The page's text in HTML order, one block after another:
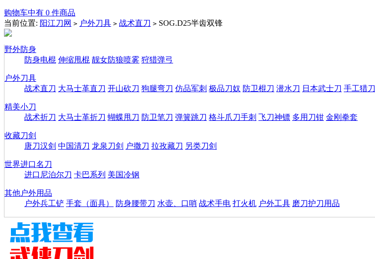
购物车中有 0 件商品
当前位置: 阳江刀网 > 户外刀具 > 战术直刀 > SOG.D25半齿双锋
野外防身
防身电棍 伸缩甩棍 靓女防狼喷雾 狩猎弹弓
户外刀具
战术直刀 大马士革直刀 开山砍刀 狗腿弯刀 仿品军刺 极品刀奴 防卫棍刀 潜水刀 日本武士刀 手工猎刀
精美小刀
战术折刀 大马士革折刀 蝴蝶甩刀 防卫笔刀 弹簧跳刀 格斗爪刀手刺 飞刀神镖 多用刀钳 金刚拳套
收藏刀剑
唐刀汉剑 中国清刀 龙泉刀剑 户撒刀 拉孜藏刀 另类刀剑
世界进口名刀
进口尼泊尔刀 卡巴系列 美国冷钢
其他户外用品
户外兵工铲 手套（面具） 防身腰带刀 水壶、口哨 战术手电 打火机 户外工具 磨刀护刀用品